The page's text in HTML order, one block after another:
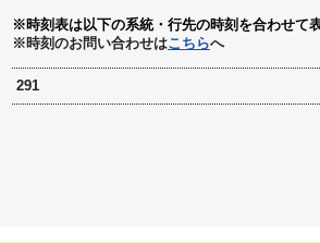
※時刻表は以下の系統・行先の時刻を合わせて
※時刻のお問い合わせはこちらへ
291